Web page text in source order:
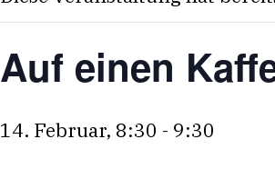
Auf einen
14. Februar, 8:30 - 9:30